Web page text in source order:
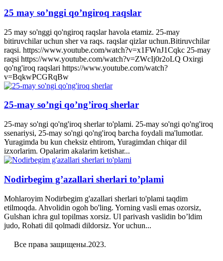
25 may so’nggi qo’ngiroq raqslar
25 may so'nggi qo'ngiroq raqslar havola etamiz. 25-may
bitiruvchilar uchun sher va raqs. raqslar qizlar uchun.Bitiruvchilar
raqsi. https://www.youtube.com/watch?v=x1FWnJ1Cqkc 25-may
raqsi https://www.youtube.com/watch?v=ZWcIj0r2oLQ Oxirgi
qo'ng'iroq raqslari https://www.youtube.com/watch?
v=BqkwPCGRqBw
25-may so’ngi qo’ng’iroq sherlar
25-may so'ngi qo'ng'iroq sherlar to'plami. 25-may so'ngi qo'ng'iroq
ssenariysi, 25-may so'ngi qo'ng'iroq barcha foydali ma'lumotlar.
Yuragimda bu kun cheksiz ehtirom, Yuragimdan chiqar dil
izxorlarim. Opalarim akalarim ketishar...
Nodirbegim g’azallari sherlari to’plami
Mohlaroyim Nodirbegim g'azallari sherlari to'plami taqdim
etilmoqda. Ahvolidin ogoh bo'ling. Yorning vasli emas ozorsiz,
Gulshan ichra gul topilmas xorsiz. Ul parivash vaslidin bo’ldim
judo, Rohati dil qolmadi dildorsiz. Yor uchun...
Все права защищены.2023.